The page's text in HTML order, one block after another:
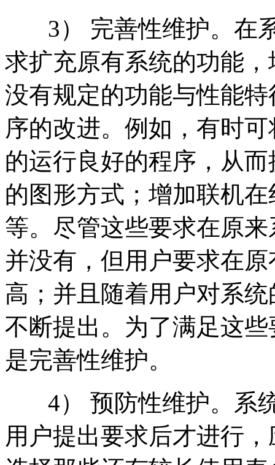
3） 完善性维护。在
求扩充原有系统的功能
没有规定的功能与性能
序的改进。例如，有时
的运行良好的程序，从
的图形方式；增加联机
等。尽管这些要求在原
并没有，但用户要求在
高；并且随着用户对系
不断提出。为了满足这
是完善性维护。
4） 预防性维护。系
用户提出要求后才进行